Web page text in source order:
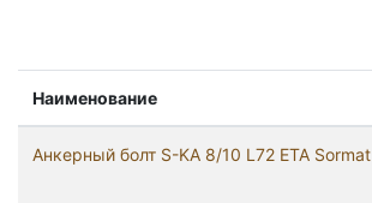
Наименование
Анкерный болт S-KA 8/10 L72 ETA Sormat